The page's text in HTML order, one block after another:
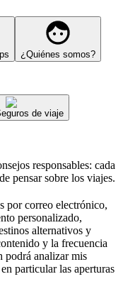
¿Quiénes somos?
de viaje
responsables: cada
pensar sobre los viajes.
por correo electrónico,
personalizado,
alternativos y
y la frecuencia
podrá analizar mis
particular las aperturas